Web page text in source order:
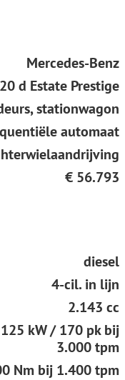
Mercedes-Benz
d Estate Prestige
stationwagon
automaat
€ 56.793
diesel
4-cil. in lijn
2.143 cc
125 kW / 170 pk bij
3.000 tpm
Nm bij 1.400 tpm